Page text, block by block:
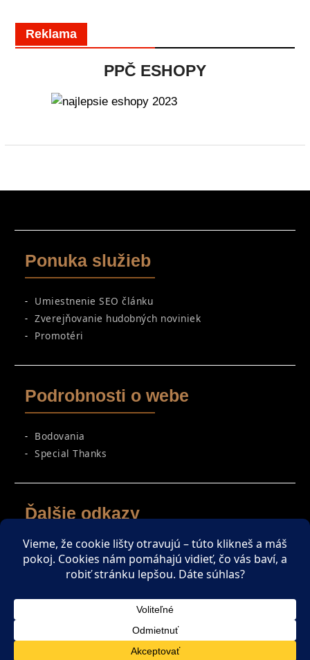
Reklama
PPČ ESHOPY
Ponuka služieb
Umiestnenie SEO článku
Zverejňovanie hudobných noviniek
Promotéri
Podrobnosti o webe
Bodovania
Special Thanks
Ďalšie odkazy
Spriatelené weby
Zaujímavé čítanie
Copyright © All rights reserved.